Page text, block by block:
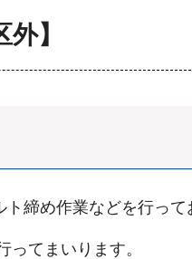
】
締め作業などを行って
てまいります。